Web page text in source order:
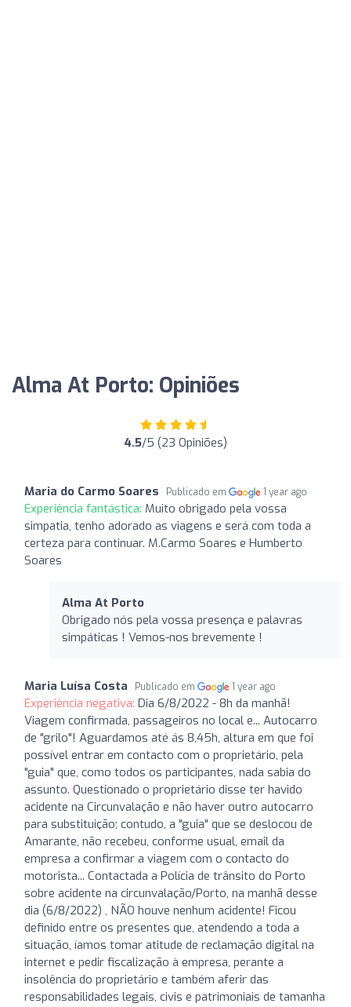
Alma At Porto: Opiniões
4.5/5 (23 Opiniões)
Maria do Carmo Soares Publicado em 1 year ago
Experiência fantástica: Muito obrigado pela vossa
simpatia, tenho adorado as viagens e será com toda a
certeza para continuar. M.Carmo Soares e Humberto
Soares
Alma At Porto
Obrigado nós pela vossa presença e palavras
simpáticas ! Vemos-nos brevemente !
Maria Luísa Costa Publicado em 1 year ago
Experiência negativa: Dia 6/8/2022 - 8h da manhã!
Viagem confirmada, passageiros no local e... Autocarro
de "grilo"! Aguardamos até ás 8,45h, altura em que foi
possível entrar em contacto com o proprietário, pela
"guia" que, como todos os participantes, nada sabia do
assunto. Questionado o proprietário disse ter havido
acidente na Circunvalação e não haver outro autocarro
para substituição; contudo, a "guia" que se deslocou de
Amarante, não recebeu, conforme usual, email da
empresa a confirmar a viagem com o contacto do
motorista... Contactada a Polícia de trânsito do Porto
sobre acidente na circunvalação/Porto, na manhã desse
dia (6/8/2022) , NÃO houve nenhum acidente! Ficou
definido entre os presentes que, atendendo a toda a
situação, íamos tomar atitude de reclamação digital na
internet e pedir fiscalização à empresa, perante a
insolência do proprietário e também aferir das
responsabilidades legais, civis e patrimoniais de tamanha